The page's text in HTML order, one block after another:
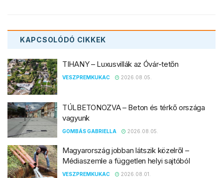
KAPCSOLÓDÓ CIKKEK
TIHANY – Luxusvillák az Óvár-tetőn
VESZPREMKUKAC 2026.08.05.
TÚLBETONOZVA – Beton és térkő országa
vagyunk
GOMBÁS GABRIELLA 2026.08.05.
Magyarország jobban látszik közelről –
Médiaszemle a független helyi sajtóból
VESZPREMKUKAC 2026.08.01.